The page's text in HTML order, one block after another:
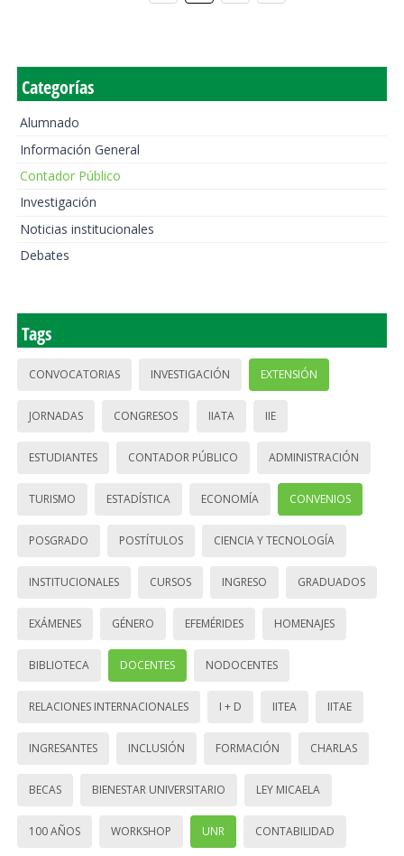
Categorías
Alumnado
Información General
Contador Público
Investigación
Noticias institucionales
Debates
Tags
CONVOCATORIAS INVESTIGACIÓN EXTENSIÓN
JORNADAS CONGRESOS IIATA IIE
ESTUDIANTES CONTADOR PÚBLICO ADMINISTRACIÓN
TURISMO ESTADÍSTICA ECONOMÍA CONVENIOS
POSGRADO POSTÍTULOS CIENCIA Y TECNOLOGÍA
INSTITUCIONALES CURSOS INGRESO GRADUADOS
EXÁMENES GÉNERO EFEMÉRIDES HOMENAJES
BIBLIOTECA DOCENTES NODOCENTES
RELACIONES INTERNACIONALES I + D IITEA IITAE
INGRESANTES INCLUSIÓN FORMACIÓN CHARLAS
BECAS BIENESTAR UNIVERSITARIO LEY MICAELA
100 AÑOS WORKSHOP UNR CONTABILIDAD